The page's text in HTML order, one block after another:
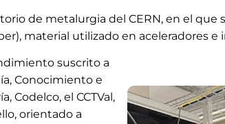
de metalurgia del CERN, en el que
material utilizado en aceleradores
suscrito a
Conocimiento e
Codelco, el CCTVal,
orientado a